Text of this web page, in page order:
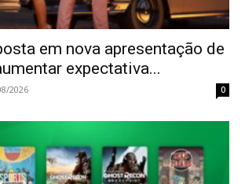
em nova apresentação de
expectativa...
2026 0